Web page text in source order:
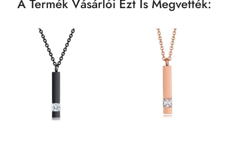
A Termék Vásárlói Ezt Is Megvették: